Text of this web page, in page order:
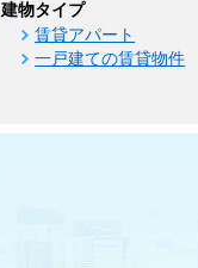
建物タイプ
賃貸アパート
一戸建ての賃貸物件